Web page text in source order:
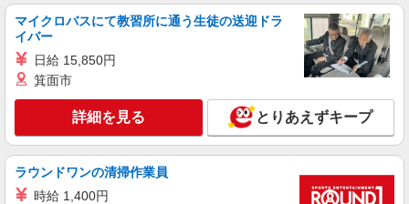
携帯ショップStaff
<時給>1,700円 月収例：293,250円 （実働
キープ 詳細を見る
派遣社員
株式会社グランド
マイクロバスにて教習所に通う生徒の送迎ドラ
イバー
日給 15,850円
箕面市
詳細を見る とりあえずキープ
ラウンドワンの清掃作業員
時給 1,400円